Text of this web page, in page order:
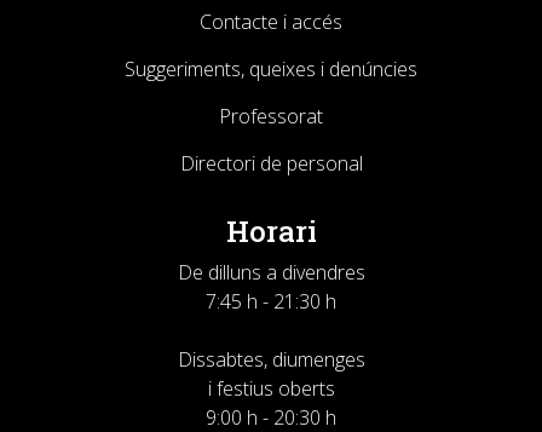
Contacte i accés
Suggeriments, queixes i denúncies
Professorat
Directori de personal
Horari
De dilluns a divendres
7:45 h - 21:30 h
Dissabtes, diumenges
i festius oberts
9:00 h - 20:30 h